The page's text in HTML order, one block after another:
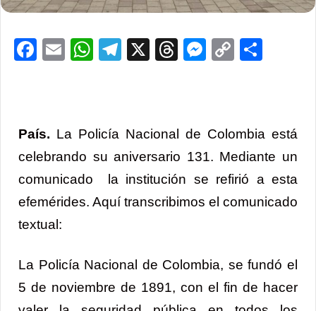
Facebook
EmailWhatsApp
Telegram
X ThreadsCopy
País. La Policía Nacional de Colombia está
celebrando su aniversario 131. Mediante un
comunicado la institución se refirió a esta
efemérides. Aquí transcribimos el comunicado
textual:
La Policía Nacional de Colombia, se fundó el
5 de noviembre de 1891, con el fin de hacer